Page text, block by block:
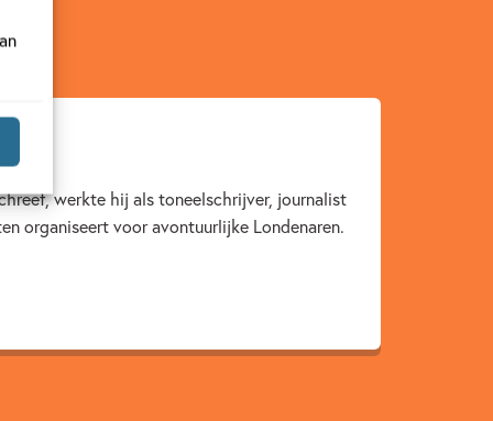
werkte hij als toneelschrijver, journalist
organiseert voor avontuurlijke Londenaren.